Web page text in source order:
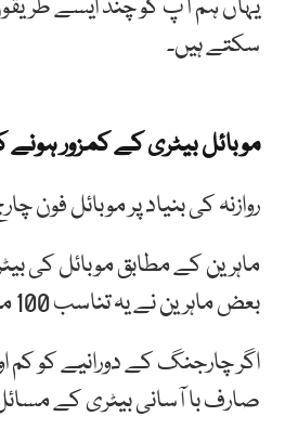
یہاں ہم آپ کو چند ایسے
سکتے ہیں۔
موبائل بیٹری کے کمزور
روازنہ کی بنیاد پر موبائل فون
بعض ماہرین نے یہ تناسب 100 مرتبہ چارجنگ کے حوالے سے بھی بتایا ہے۔
اگر چارجنگ کے دورانیے کو کم
صارف با آسانی بیٹری کے